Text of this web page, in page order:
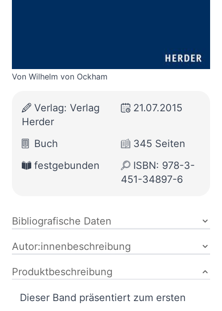
Von Wilhelm von Ockham
Verlag: Verlag
Herder
21.07.2015
Buch
345 Seiten
festgebunden
ISBN: 978-3-
451-34897-6
Bibliografische Daten
Autor:innenbeschreibung
Produktbeschreibung
Dieser Band präsentiert zum ersten